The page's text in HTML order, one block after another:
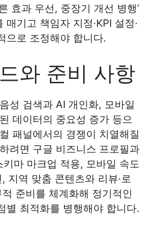
효과 우선, 중장기 개선 병행’
기고 책임자 지정·KPI 설정·
으로 조정해야 합니다.
와 준비 사항
성 검색과 AI 개인화, 모바일
데이터의 중요성 증가 등으
패널에서의 경쟁이 치열해질
려면 구글 비즈니스 프로필과
마 마크업 적용, 모바일 속도
지역 맞춤 콘텐츠와 리뷰·로
준비를 체계화해 정기적인
별 최적화를 병행해야 합니다.